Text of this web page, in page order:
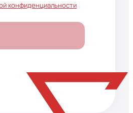
конфиденциальности